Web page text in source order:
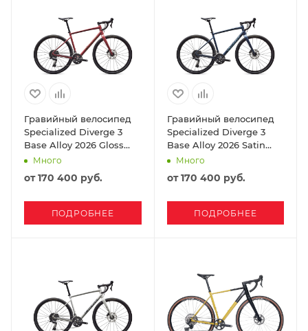
Гравийный велосипед
Specialized Diverge 3
Base Alloy 2026 Gloss
Spice/ Gunmetal
Много
от170 400 руб.
ПОДРОБНЕЕ
Гравийный велосипед
Specialized Diverge 3
Base Alloy 2026 Satin
Cast Blue Metallic/sea
Много
от170 400 руб.
ПОДРОБНЕЕ